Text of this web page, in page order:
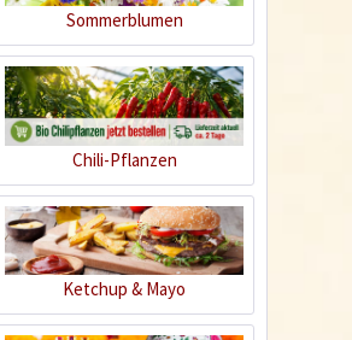
Curry Ketchup
Inhalt0.395 Kilogramm(8,84 € * / 1 Kilogramm)
3,49 € *
Jetzt bestellen
Sommerblumen
Chili-Pflanzen
Ketchup & Mayo